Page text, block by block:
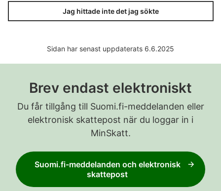
Jag hittade inte det jag sökte
Sidan har senast uppdaterats 6.6.2025
Brev endast elektroniskt
Du får tillgång till Suomi.fi-meddelanden eller
elektronisk skattepost när du loggar in i
MinSkatt.
Suomi.fi-meddelanden och elektronisk
skattepost